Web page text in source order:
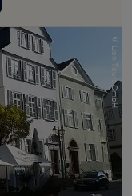
© Lion Tours GmbH